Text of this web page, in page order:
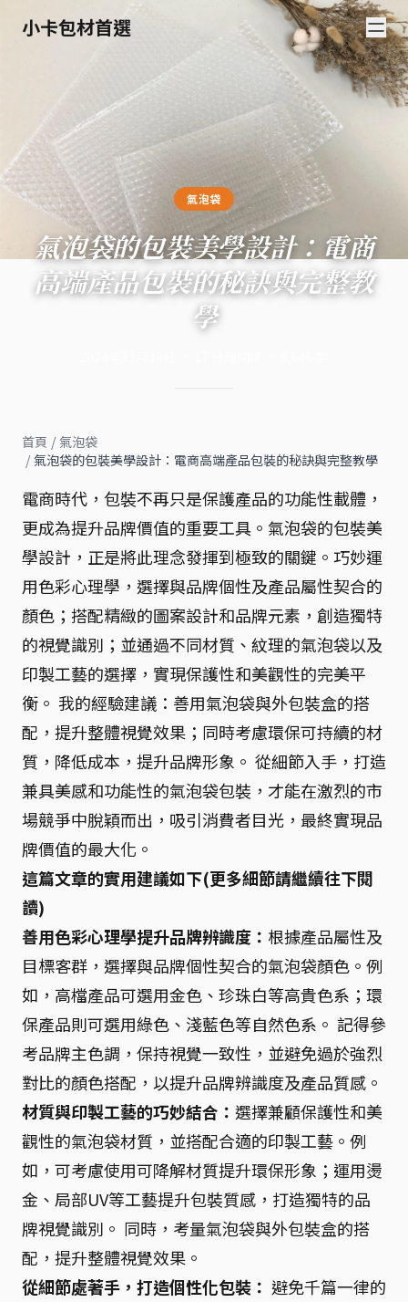
小卡包材首選
氣泡袋
氣泡袋的包裝美學設計：電商
高端產品包裝的秘訣與完整教
學
首頁 / 氣泡袋
/ 氣泡袋的包裝美學設計：電商高端產品包裝的秘訣與完整教學
電商時代，包裝不再只是保護產品的功能性載體，
更成為提升品牌價值的重要工具。氣泡袋的包裝美
學設計，正是將此理念發揮到極致的關鍵。巧妙運
用色彩心理學，選擇與品牌個性及產品屬性契合的
顏色；搭配精緻的圖案設計和品牌元素，創造獨特
的視覺識別；並通過不同材質、紋理的氣泡袋以及
印製工藝的選擇，實現保護性和美觀性的完美平
衡。 我的經驗建議：善用氣泡袋與外包裝盒的搭
配，提升整體視覺效果；同時考慮環保可持續的材
質，降低成本，提升品牌形象。 從細節入手，打造
兼具美感和功能性的氣泡袋包裝，才能在激烈的市
場競爭中脫穎而出，吸引消費者目光，最終實現品
牌價值的最大化。
這篇文章的實用建議如下(更多細節請繼續往下閱
讀)
善用色彩心理學提升品牌辨識度： 根據產品屬性及
目標客群，選擇與品牌個性契合的氣泡袋顏色。例
如，高檔產品可選用金色、珍珠白等高貴色系；環
保產品則可選用綠色、淺藍色等自然色系。 記得參
考品牌主色調，保持視覺一致性，並避免過於強烈
對比的顏色搭配，以提升品牌辨識度及產品質感。
材質與印製工藝的巧妙結合： 選擇兼顧保護性和美
觀性的氣泡袋材質，並搭配合適的印製工藝。例
如，可考慮使用可降解材質提升環保形象；運用燙
金、局部UV等工藝提升包裝質感，打造獨特的品
牌視覺識別。 同時，考量氣泡袋與外包裝盒的搭
配，提升整體視覺效果。
從細節處著手，打造個性化包裝： 避免千篇一律的